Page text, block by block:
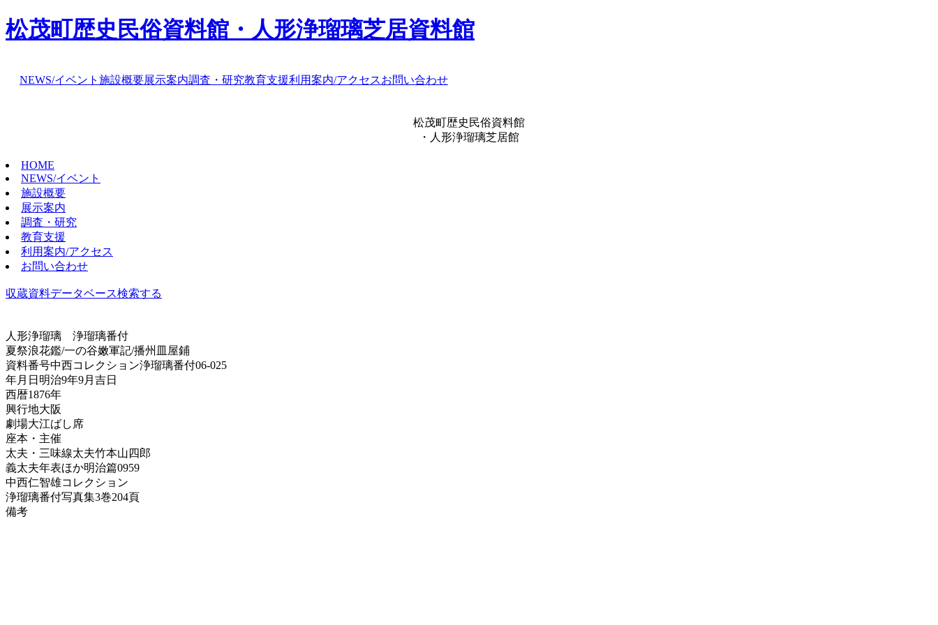
松茂町歴史民俗資料館・人形浄瑠璃芝居資料館
NEWS/イベント 施設概要展示案内調査・研究教育支援利用案内/アクセスお問い合わせ
松茂町歴史民俗資料館
・人形浄瑠璃芝居館
HOME
NEWS/イベント
施設概要
展示案内
調査・研究
教育支援
利用案内/アクセス
お問い合わせ
収蔵資料データベース検索する
人形浄瑠璃 浄瑠璃番付
夏祭浪花鑑/一の谷嫩軍記/播州皿屋鋪
資料番号中西コレクション浄瑠璃番付06-025
年月日 明治9年9月吉日
西暦1876年
興行地大阪
劇場大江ばし席
座本・主催
太夫・三味線太夫竹本山四郎
義太夫年表ほか明治篇0959
中西仁智雄コレクション
浄瑠璃番付写真集3巻204頁
備考